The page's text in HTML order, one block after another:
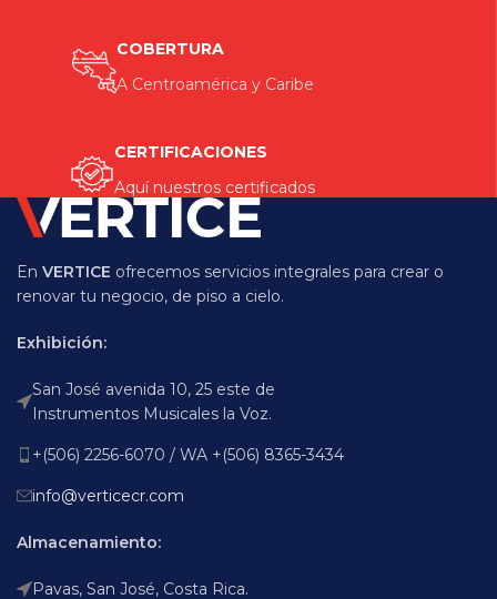
COBERTURA
A Centroamérica y Caribe
CERTIFICACIONES
Aquí nuestros certificados
En VERTICE ofrecemos servicios integrales para crear o
renovar tu negocio, de piso a cielo.
Exhibición:
San José avenida 10, 25 este de
Instrumentos Musicales la Voz.
+(506) 2256-6070 / WA +(506) 8365-3434
info@verticecr.com
Almacenamiento:
Pavas, San José, Costa Rica.